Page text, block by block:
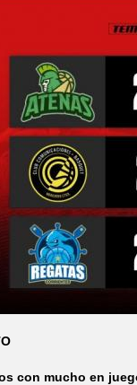
con mucho en